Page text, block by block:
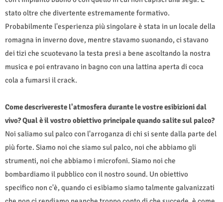
stato oltre che divertente estremamente formativo.
Probabilmente l'esperienza più singolare è stata in un locale della
romagna in inverno dove, mentre stavamo suonando, ci stavano
dei tizi che scuotevano la testa presi a bene ascoltando la nostra
musica e poi entravano in bagno con una lattina aperta di coca
cola a fumarsi il crack.
Come descrivereste l'atmosfera durante le vostre esibizioni dal
vivo? Qual è il vostro obiettivo principale quando salite sul palco?
Noi saliamo sul palco con l'arroganza di chi si sente dalla parte del
più forte. Siamo noi che siamo sul palco, noi che abbiamo gli
strumenti, noi che abbiamo i microfoni. Siamo noi che
bombardiamo il pubblico con il nostro sound. Un obiettivo
specifico non c'è, quando ci esibiamo siamo talmente galvanizzati